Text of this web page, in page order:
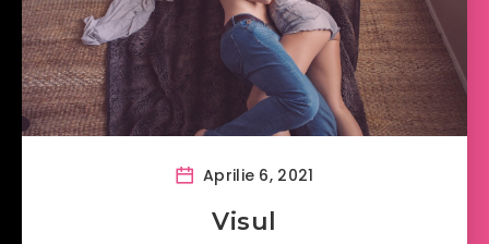
Aprilie 6, 2021
Visul